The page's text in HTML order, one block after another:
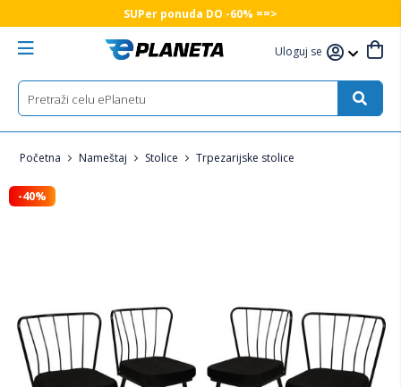
SUPer ponuda DO -60% ==>
Uloguj se
Početna Nameštaj Stolice Trpezarijske stolice
-40%